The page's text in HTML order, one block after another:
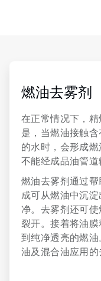
燃油去雾剂
在正常情况下，
是，当燃油接触
的水时，会形成燃
不能经成品油管道
燃油去雾剂通过
成可从燃油中沉
净。去雾剂还可
裂开。接着将油
到纯净透亮的燃
油及混合油应用的